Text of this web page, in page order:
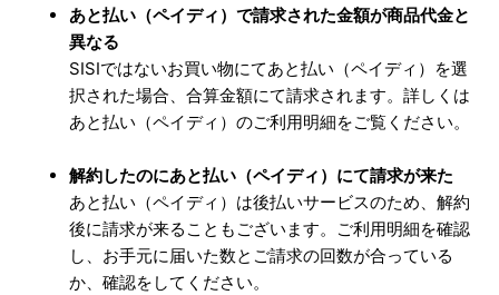
あと払い（ペイディ）で請求された金額が商品代金と
異なる
SISIではないお買い物にてあと払い（ペイディ）を選
択された場合、合算金額にて請求されます。詳しくは
あと払い（ペイディ）のご利用明細をご覧ください。
解約したのにあと払い（ペイディ）にて請求が来た
あと払い（ペイディ）は後払いサービスのため、解約
後に請求が来ることもございます。ご利用明細を確認
し、お手元に届いた数とご請求の回数が合っている
か、確認をしてください。